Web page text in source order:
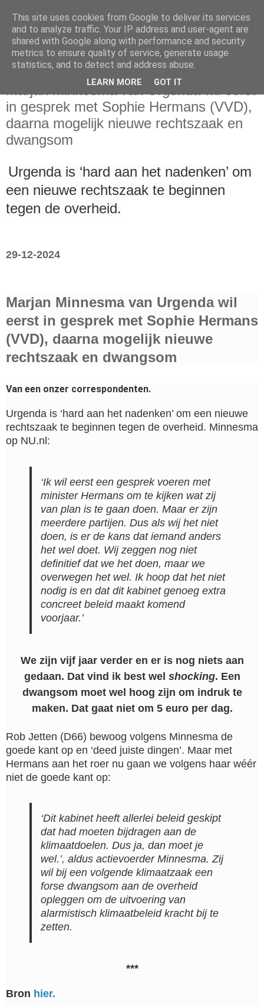
zondag 29 december 2024
Marjan Minnesma van Urgenda wil eerst
in gesprek met Sophie Hermans (VVD),
daarna mogelijk nieuwe rechtszaak en
dwangsom
Urgenda is ‘hard aan het nadenken’ om
een nieuwe rechtszaak te beginnen
tegen de overheid.
29-12-2024
Marjan Minnesma van Urgenda wil
eerst in gesprek met Sophie Hermans
(VVD), daarna mogelijk nieuwe
rechtszaak en dwangsom
Van een onzer correspondenten.
Urgenda is ‘hard aan het nadenken’ om een nieuwe
rechtszaak te beginnen tegen de overheid. Minnesma
op NU.nl:
‘Ik wil eerst een gesprek voeren met
minister Hermans om te kijken wat zij
van plan is te gaan doen. Maar er zijn
meerdere partijen. Dus als wij het niet
doen, is er de kans dat iemand anders
het wel doet. Wij zeggen nog niet
definitief dat we het doen, maar we
overwegen het wel. Ik hoop dat het niet
nodig is en dat dit kabinet genoeg extra
concreet beleid maakt komend
voorjaar.’
We zijn vijf jaar verder en er is nog niets aan
gedaan. Dat vind ik best wel shocking. Een
dwangsom moet wel hoog zijn om indruk te
maken. Dat gaat niet om 5 euro per dag.
Rob Jetten (D66) bewoog volgens Minnesma de
goede kant op en ‘deed juiste dingen’. Maar met
Hermans aan het roer nu gaan we volgens haar wéér
niet de goede kant op:
‘Dit kabinet heeft allerlei beleid geskipt
dat had moeten bijdragen aan de
klimaatdoelen. Dus ja, dan moet je
wel.’, aldus actievoerder Minnesma. Zij
wil bij een volgende klimaatzaak een
forse dwangsom aan de overheid
opleggen om de uitvoering van
alarmistisch klimaatbeleid kracht bij te
zetten.
***
Bron hier.
This site uses cookies from Google to deliver its services
and to analyze traffic. Your IP address and user-agent are
shared with Google along with performance and security
metrics to ensure quality of service, generate usage
statistics, and to detect and address abuse.
LEARN MORE GOT IT